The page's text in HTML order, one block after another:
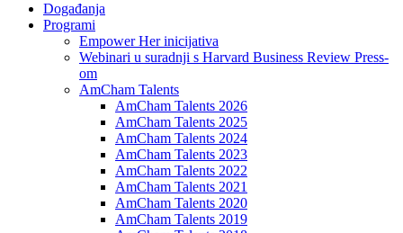
Događanja
Programi
Empower Her inicijativa
Webinari u suradnji s Harvard Business Review Press-
om
AmCham Talents
AmCham Talents 2026
AmCham Talents 2025
AmCham Talents 2024
AmCham Talents 2023
AmCham Talents 2022
AmCham Talents 2021
AmCham Talents 2020
AmCham Talents 2019